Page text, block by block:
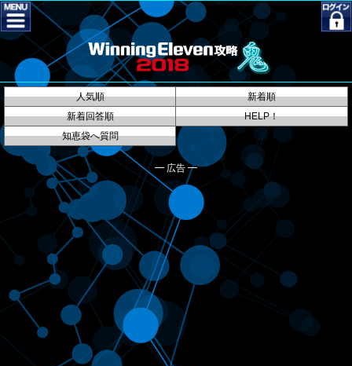
人気順
新着順
新着回答順
HELP！
知恵袋へ質問
━ 広告 ━